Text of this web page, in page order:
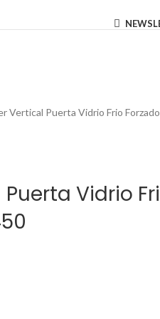
Vertical Puerta Vidrio Frio
Vidrio